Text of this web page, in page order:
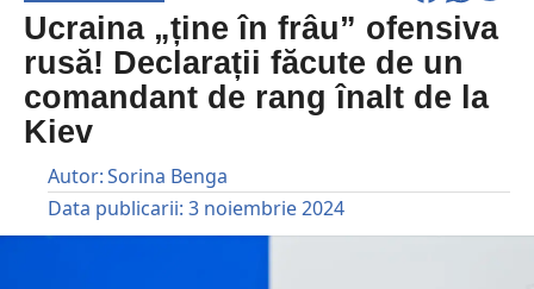
Ucraina „ține în frâu” ofensiva
rusă! Declarații făcute de un
comandant de rang înalt de la
Kiev
Autor:Sorina Benga
Data publicarii: 3 noiembrie 2024